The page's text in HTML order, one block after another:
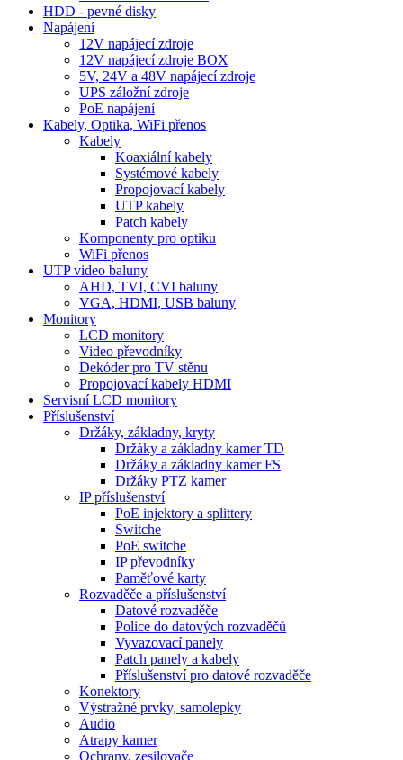
HDD - pevné disky
Napájení
12V napájecí zdroje
12V napájecí zdroje BOX
5V, 24V a 48V napájecí zdroje
UPS záložní zdroje
PoE napájení
Kabely, Optika, WiFi přenos
Kabely
Koaxiální kabely
Systémové kabely
Propojovací kabely
UTP kabely
Patch kabely
Komponenty pro optiku
WiFi přenos
UTP video baluny
AHD, TVI, CVI baluny
VGA, HDMI, USB baluny
Monitory
LCD monitory
Video převodníky
Dekóder pro TV stěnu
Propojovací kabely HDMI
Servisní LCD monitory
Příslušenství
Držáky, základny, kryty
Držáky a základny kamer TD
Držáky a základny kamer FS
Držáky PTZ kamer
IP příslušenství
PoE injektory a splittery
Switche
PoE switche
IP převodníky
Paměťové karty
Rozvaděče a příslušenství
Datové rozvaděče
Police do datových rozvaděčů
Vyvazovací panely
Patch panely a kabely
Příslušenství pro datové rozvaděče
Konektory
Výstražné prvky, samolepky
Audio
Atrapy kamer
Ochrany, zesilovače